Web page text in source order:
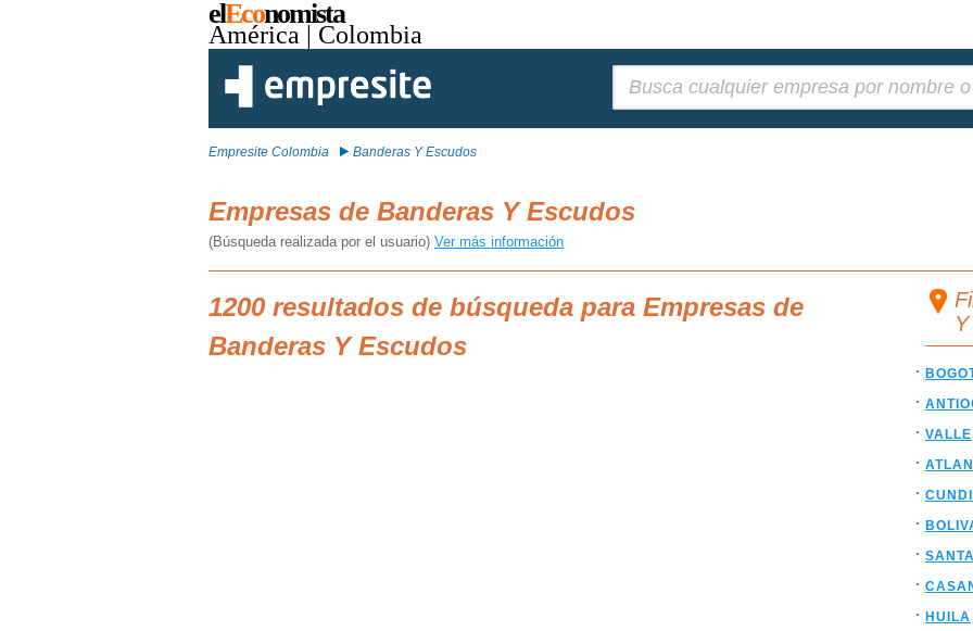
elEconomista
América | Colombia
Empresite Colombia Banderas Y Escudos
Empresas de Banderas Y Escudos
(Búsqueda realizada por el usuario) Ver más información
1200 resultados de búsqueda para Empresas de
Banderas Y Escudos
VALLE
HUILA